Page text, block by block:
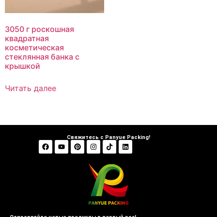
3050 г роскошная
квадратная
косметическая
стеклянная банка с
крышкой
Читать далее
Свяжитесь с Panyue Packing!